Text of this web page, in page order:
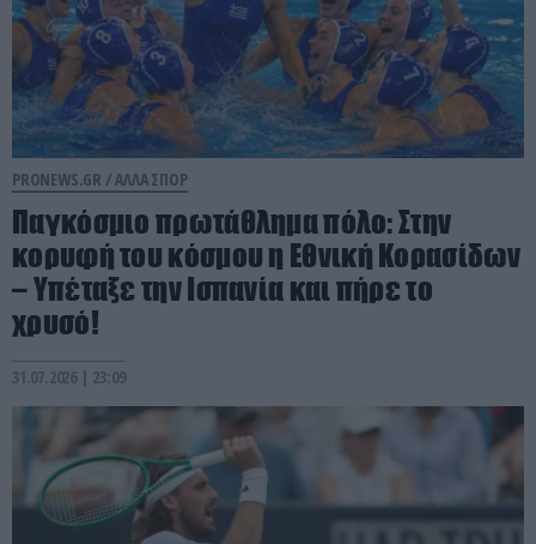
PRONEWS.GR / ΑΛΛΑ ΣΠΟΡ
Παγκόσμιο πρωτάθλημα πόλο: Στην
κορυφή του κόσμου η Εθνική Κορασίδων
– Υπέταξε την Ισπανία και πήρε το
χρυσό!
31.07.2026 | 23:09